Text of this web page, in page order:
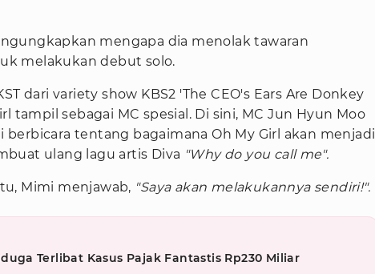
mengapa dia menolak tawaran
melakukan debut solo.
dari variety show KBS2 'The CEO's Ears Are Donkey
tampil sebagai MC spesial. Di sini, MC Jun Hyun Moo
berbicara tentang bagaimana Oh My Girl akan menjadi
ulang lagu artis Diva "Why do you call me".
Mimi menjawab, "Saya akan melakukannya sendiri!".
Terlibat Kasus Pajak Fantastis Rp230 Miliar